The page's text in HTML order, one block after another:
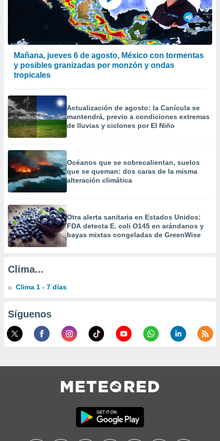
publicidad
publicidad
1199
Mañana, jueves 6 de agosto, México con tormentas
y posibles granizadas por monzón y ondas
tropicales
Actualización de agosto: la Canícula se
mantendrá, previo a condiciones extremas
de lluvias y ciclones por El Niño
Océanos que se sobrecalientan, suelos
que se queman: dos caras de la misma
alteración climática
Otra alerta sanitaria en Estados Unidos:
FDA detecta E. coli O145 en arándanos y
bayas mixtas congeladas de GreenWise
Clima...
Clima 1 - 7 días
Síguenos